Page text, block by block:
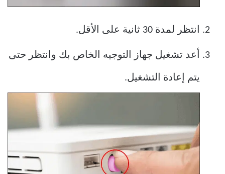
انتظر لمدة 30 ثانية على الأقل.
أعد تشغيل جهاز التوجيه الخاص بك وانتظر حتى
يتم إعادة التشغيل.